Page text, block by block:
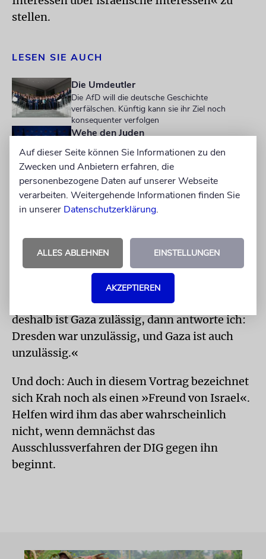
stellen.
LESEN SIE AUCH
Die Umdeutler
Die AfD will die deutsche Geschichte
verfälschen. Künftig kann sie ihr Ziel noch
konsequenter verfolgen
Wehe den Juden
jüdischen Lebens in Deutschland. In Wahrheit
gefährdet sie es
Im Diskurs über den Gaza-Krieg mit seinen
Chance, das angebliche Tabu über deutsche
Opfer im Zweiten Weltkrieg aufzubrechen. In
Anspielung auf alliierte Luftangriffe auf
deutsche Städte sagt Krah: »Wenn also unsere
Gegner meinen, Dresden war zulässig und
deshalb ist Gaza zulässig, dann antworte ich:
Dresden war unzulässig, und Gaza ist auch
unzulässig.«
Und doch: Auch in diesem Vortrag bezeichnet
sich Krah noch als einen »Freund von Israel«.
Helfen wird ihm das aber wahrscheinlich
nicht, wenn demnächst das
Ausschlussverfahren der DIG gegen ihn
beginnt.
Auf dieser Seite können Sie Informationen zu den
Zwecken und Anbietern erfahren, die
personenbezogene Daten auf unserer Webseite
verarbeiten. Weitergehende Informationen finden Sie
in unserer Datenschutzerklärung.
ALLES ABLEHNEN EINSTELLUNGEN
AKZEPTIEREN